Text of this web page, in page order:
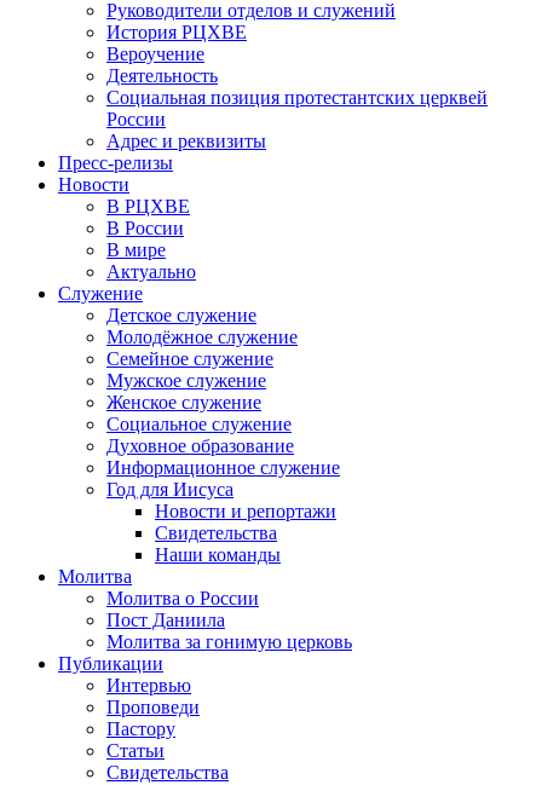
Руководители отделов и служений
История РЦХВЕ
Вероучение
Деятельность
Социальная позиция протестантских церквей
России
Адрес и реквизиты
Пресс-релизы
Новости
В РЦХВЕ
В России
В мире
Актуально
Служение
Детское служение
Молодёжное служение
Семейное служение
Мужское служение
Женское служение
Социальное служение
Духовное образование
Информационное служение
Год для Иисуса
Новости и репортажи
Свидетельства
Наши команды
Молитва
Молитва о России
Пост Даниила
Молитва за гонимую церковь
Публикации
Интервью
Проповеди
Пастору
Статьи
Свидетельства